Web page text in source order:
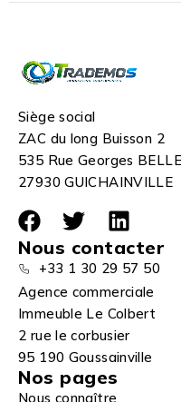
Siège social
ZAC du long Buisson 2
535 Rue Georges
27930 GUICHAINVILLE
Nous contacter
+33 1 30 29 57 50
Agence commerciale
Immeuble Le Colbert
2 rue le corbusier
95 190 Goussainville
Nos pages
Nous connaître